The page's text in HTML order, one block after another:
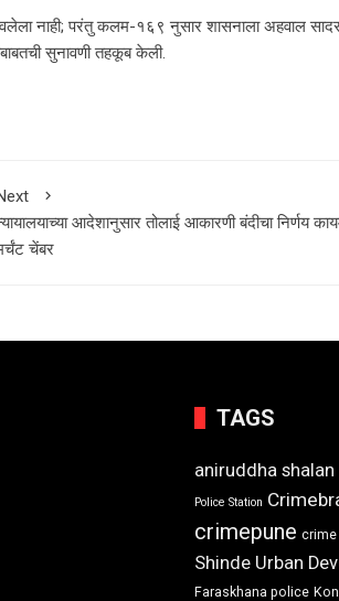
नाही; परंतु कलम-१६९ नुसार शासनाला अहवाल
सुनावणी तहकूब केली.
आदेशानुसार तोलाई आकारणी बंदीचा निर्णय
चेंबर
TAGS
aniruddha shalan
Police Station
crimepune crime
Shinde Urban
Faraskhana police